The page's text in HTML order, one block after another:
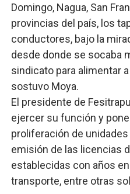
Domingo, Nagua, San
provincias del país, los
conductores, bajo la
desde donde se socaba
sindicato para alimentar
sostuvo Moya.
El presidente de
ejercer su función y
proliferación de
emisión de las licencias
establecidas con años
transporte, entre otras